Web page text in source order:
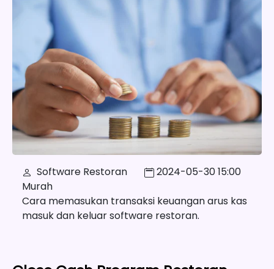
Software Restoran
Murah
2024-05-30 15:00
Cara memasukan transaksi keuangan arus kas
masuk dan keluar software restoran.